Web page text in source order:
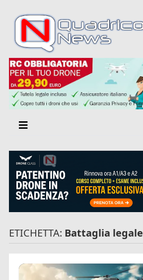
ETICHETTA: Battaglia legale